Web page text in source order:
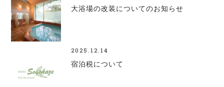
大浴場の改装についてのお知らせ
2025.12.14
宿泊税について